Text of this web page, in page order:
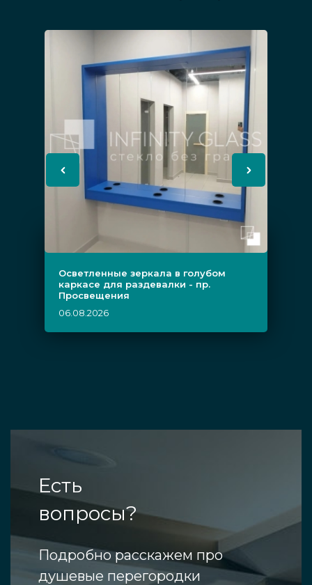
Осветленные зеркала в голубом
каркасе для раздевалки - пр.
Просвещения
06.08.2026
Есть
вопросы?
Подробно расскажем про
душевые перегородки